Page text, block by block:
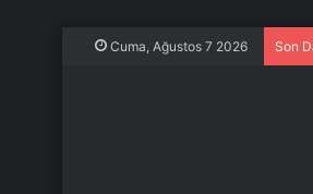
Cuma, Ağustos 7 2026 Son